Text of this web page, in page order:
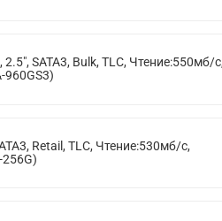
SATA3, Bulk, TLC, Чтение:550мб/
960GS3)
Retail, TLC, Чтение:530мб/с,
256G)